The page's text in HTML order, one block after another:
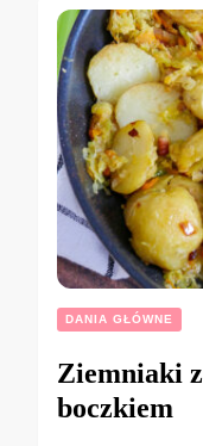
DANIA GŁÓWNE
Ziemniaki
boczkiem